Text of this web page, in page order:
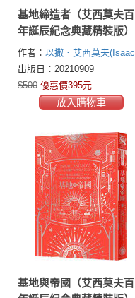
基地締造者（艾西莫夫百
年誕辰紀念典藏精裝版）
作者： 以撒．艾西莫夫(Isaac
Asimov)
出版日：20210909
$500 優惠價395元
放入購物車
基地與帝國（艾西莫夫百